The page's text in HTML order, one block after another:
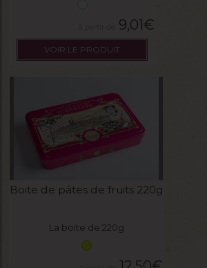
9,01€
VOIR LE PRODUIT
Boite de pâtes de fruits 220g
La boite de 220g